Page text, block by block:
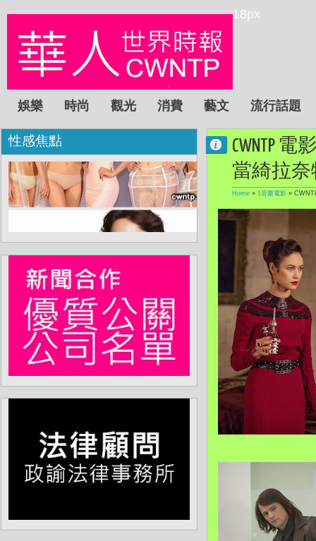
18px
娛樂 時尚 觀光 消費 藝文 流行話題
CWNTP
當綺拉
Home » 1音樂電影 »
性感焦點